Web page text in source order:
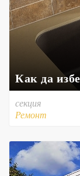
Как да
секция
Ремонт